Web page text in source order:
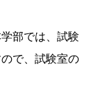
部では、試験
で、試験室の